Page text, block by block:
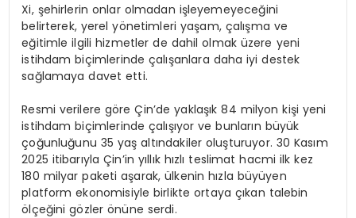
Xi, şehirlerin onlar olmadan işleyemeyeceğini
belirterek, yerel yönetimleri yaşam, çalışma ve
eğitimle ilgili hizmetler de dahil olmak üzere yeni
istihdam biçimlerinde çalışanlara daha iyi destek
sağlamaya davet etti.
Resmi verilere göre Çin’de yaklaşık 84 milyon kişi yeni
istihdam biçimlerinde çalışıyor ve bunların büyük
çoğunluğunu 35 yaş altındakiler oluşturuyor. 30 Kasım
2025 itibarıyla Çin’in yıllık hızlı teslimat hacmi ilk kez
180 milyar paketi aşarak, ülkenin hızla büyüyen
platform ekonomisiyle birlikte ortaya çıkan talebin
ölçeğini gözler önüne serdi.